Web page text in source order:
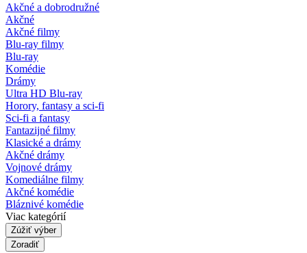
Akčné a dobrodružné
Akčné
Akčné filmy
Blu-ray filmy
Blu-ray
Komédie
Drámy
Ultra HD Blu-ray
Horory, fantasy a sci-fi
Sci-fi a fantasy
Fantazijné filmy
Klasické a drámy
Akčné drámy
Vojnové drámy
Komediálne filmy
Akčné komédie
Bláznivé komédie
Viac kategórií
Zúžiť výber
Zoradiť